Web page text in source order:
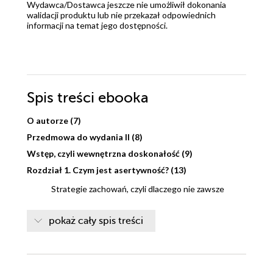
Wydawca/Dostawca jeszcze nie umożliwił dokonania
walidacji produktu lub nie przekazał odpowiednich
informacji na temat jego dostępności.
Spis treści ebooka
O autorze (7)
Przedmowa do wydania II (8)
Wstęp, czyli wewnętrzna doskonałość (9)
Rozdział 1. Czym jest asertywność? (13)
Strategie zachowań, czyli dlaczego nie zawsze
Każde nasze zachowanie (nawet to,
pokaż cały spis treści